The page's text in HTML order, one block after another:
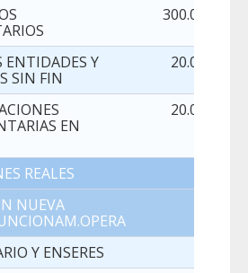
300.000,00
ENTIDADES Y
SIN FIN
20.000,00
EN
20.000,00
REALES
NUEVA
Y ENSERES